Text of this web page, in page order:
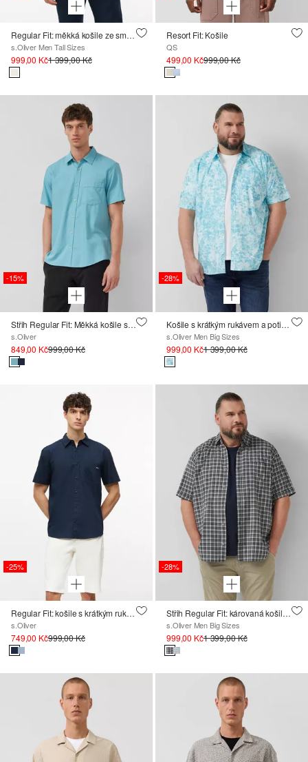
Regular Fit: měkká košile ze směsi bavlny a modalu
s.Oliver Men Tall Sizes
999,00 Kč1 399,00 Kč
Resort Fit: Košile
QS
499,00 Kč999,00 Kč
-15%
Střih Regular Fit: Měkká košile s krátkým rukávem a Výšivkou
s.Oliver
849,00 Kč999,00 Kč
-28%
Košile s krátkým rukávem a potiskem po celé ploše a náprsní kapsou
s.Oliver Men Big Sizes
999,00 Kč1 399,00 Kč
-25%
Regular Fit: košile s krátkým rukávem a náprsní kapsou, z bavlny
s.Oliver
749,00 Kč999,00 Kč
-28%
Střih Regular Fit: károvaná košile s náprsní kapsou z bavlněného streče
s.Oliver Men Big Sizes
999,00 Kč1 399,00 Kč